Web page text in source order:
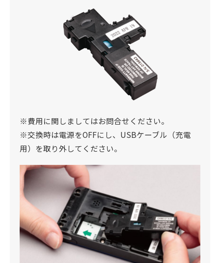
※費用に関しましてはお問合せください。
※交換時は電源をOFFにし、USBケーブル（充電
用）を取り外してください。